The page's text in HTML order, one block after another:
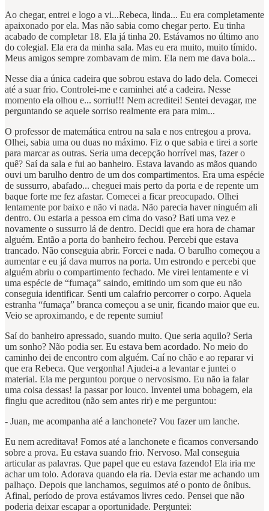
Ao chegar, entrei e logo a vi...Rebeca, linda... Eu era completamente
apaixonado por ela. Mas não sabia como chegar perto. Eu tinha
acabado de completar 18. Ela já tinha 20. Estávamos no último ano
do colegial. Ela era da minha sala. Mas eu era muito, muito tímido.
Meus amigos sempre zombavam de mim. Ela nem me dava bola...
Nesse dia a única cadeira que sobrou estava do lado dela. Comecei
até a suar frio. Controlei-me e caminhei até a cadeira. Nesse
momento ela olhou e... sorriu!!! Nem acreditei! Sentei devagar, me
perguntando se aquele sorriso realmente era para mim...
O professor de matemática entrou na sala e nos entregou a prova.
Olhei, sabia uma ou duas no máximo. Fiz o que sabia e tirei a sorte
para marcar as outras. Seria uma decepção horrível mas, fazer o
quê? Saí da sala e fui ao banheiro. Estava lavando as mãos quando
ouvi um barulho dentro de um dos compartimentos. Era uma espécie
de sussurro, abafado... cheguei mais perto da porta e de repente um
baque forte me fez afastar. Comecei a ficar preocupado. Olhei
lentamente por baixo e não vi nada. Não parecia haver ninguém ali
dentro. Ou estaria a pessoa em cima do vaso? Bati uma vez e
novamente o sussurro lá de dentro. Decidi que era hora de chamar
alguém. Então a porta do banheiro fechou. Percebi que estava
trancado. Não conseguia abrir. Forcei e nada. O barulho começou a
aumentar e eu já dava murros na porta. Um estrondo e percebi que
alguém abriu o compartimento fechado. Me virei lentamente e vi
uma espécie de “fumaça” saindo, emitindo um som que eu não
conseguia identificar. Senti um calafrio percorrer o corpo. Aquela
estranha “fumaça” branca começou a se unir, ficando maior que eu.
Veio se aproximando, e de repente sumiu!
Saí do banheiro apressado, suando muito. Que seria aquilo? Seria
um sonho? Não podia ser. Eu estava bem acordado. No meio do
caminho dei de encontro com alguém. Caí no chão e ao reparar vi
que era Rebeca. Que vergonha! Ajudei-a a levantar e juntei o
material. Ela me perguntou porque o nervosismo. Eu não ia falar
uma coisa dessas! Ia passar por louco. Inventei uma bobagem, ela
fingiu que acreditou (não sem antes rir) e me perguntou:
- Juan, me acompanha até a lanchonete? Vou fazer um lanche.
Eu nem acreditava! Fomos até a lanchonete e ficamos conversando
sobre a prova. Eu estava suando frio. Nervoso. Mal conseguia
articular as palavras. Que papel que eu estava fazendo! Ela iria me
achar um tolo. Adorava quando ela ria. Devia estar me achando um
palhaço. Depois que lanchamos, seguimos até o ponto de ônibus.
Afinal, período de prova estávamos livres cedo. Pensei que não
poderia deixar escapar a oportunidade. Perguntei: